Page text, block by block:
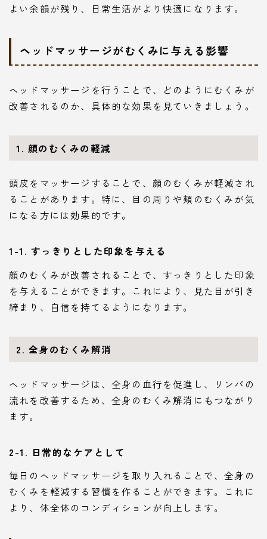
よい余韻が残り、日常生活がより快適になります。
ヘッドマッサージがむくみに与える影響
ヘッドマッサージを行うことで、どのようにむくみが
改善されるのか、具体的な効果を見ていきましょう。
1. 顔のむくみの軽減
頭皮をマッサージすることで、顔のむくみが軽減され
ることがあります。特に、目の周りや頬のむくみが気
になる方には効果的です。
1-1. すっきりとした印象を与える
顔のむくみが改善されることで、すっきりとした印象
を与えることができます。これにより、見た目が引き
締まり、自信を持てるようになります。
2. 全身のむくみ解消
ヘッドマッサージは、全身の血行を促進し、リンパの
流れを改善するため、全身のむくみ解消にもつながり
ます。
2-1. 日常的なケアとして
毎日のヘッドマッサージを取り入れることで、全身の
むくみを軽減する習慣を作ることができます。これに
より、体全体のコンディションが向上します。